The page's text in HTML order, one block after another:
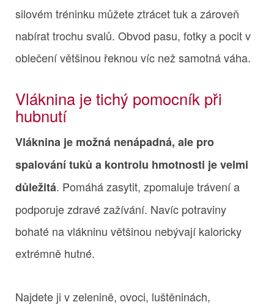
silovém tréninku můžete ztrácet tuk a zároveň
nabírat trochu svalů. Obvod pasu, fotky a pocit v
oblečení většinou řeknou víc než samotná váha.
Vláknina je tichý pomocník při
hubnutí
Vláknina je možná nenápadná, ale pro
spalování tuků a kontrolu hmotnosti je velmi
důležitá. Pomáhá zasytit, zpomaluje trávení a
podporuje zdravé zažívání. Navíc potraviny
bohaté na vlákninu většinou nebývají kaloricky
extrémně hutné.
Najdete ji v zelenině, ovoci, luštěninách,